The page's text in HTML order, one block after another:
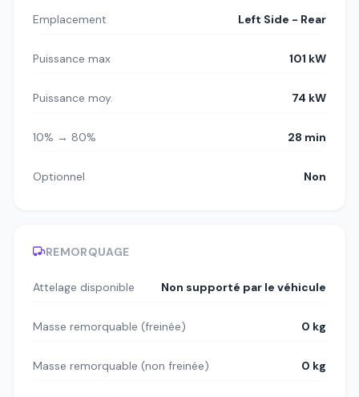
Emplacement Left Side - Rear
Puissance max 101 kW
Puissance moy. 74 kW
10% → 80% 28 min
Optionnel Non
REMORQUAGE
Attelage disponible Non supporté par le véhicule
Masse remorquable (freinée) 0 kg
Masse remorquable (non freinée) 0 kg